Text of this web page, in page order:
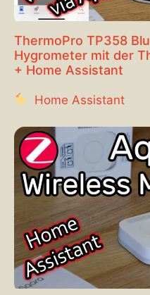
ThermoPro TP358
Hygrometer mit der
+ Home Assistant
Home Assistant